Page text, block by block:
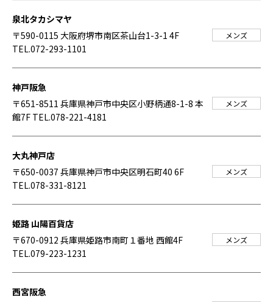
泉北タカシマヤ
〒590-0115 大阪府堺市南区茶山台1-3-1 4F
TEL.072-293-1101
メンズ
神戸阪急
〒651-8511 兵庫県神戸市中央区小野柄通8-1-8 本
館7F TEL.078-221-4181
メンズ
大丸神戸店
〒650-0037 兵庫県神戸市中央区明石町40 6F
TEL.078-331-8121
メンズ
姫路 山陽百貨店
〒670-0912 兵庫県姫路市南町１番地 西館4F
TEL.079-223-1231
メンズ
西宮阪急